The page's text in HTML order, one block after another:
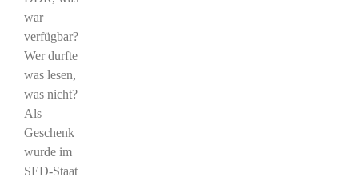
war
verfügbar?
Wer durfte
was lesen,
was nicht?
Als
Geschenk
wurde im
SED-Staat